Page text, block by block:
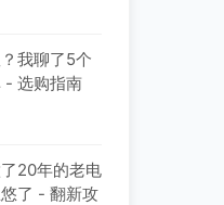
我聊了5个
- 选购指南
20年的老电
了 - 翻新攻